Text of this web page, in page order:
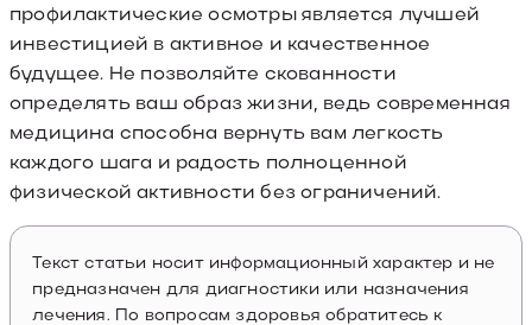
профилактические осмотры является лучшей
инвестицией в активное и качественное
будущее. Не позволяйте скованности
определять ваш образ жизни, ведь современная
медицина способна вернуть вам легкость
каждого шага и радость полноценной
физической активности без ограничений.
Текст статьи носит информационный характер и не
предназначен для диагностики или назначения
лечения. По вопросам здоровья обратитесь к